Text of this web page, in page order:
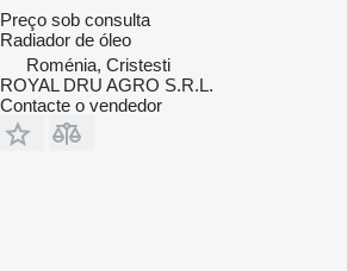
Preço sob consulta
Radiador de óleo
Roménia, Cristesti
ROYAL DRU AGRO S.R.L.
Contacte o vendedor